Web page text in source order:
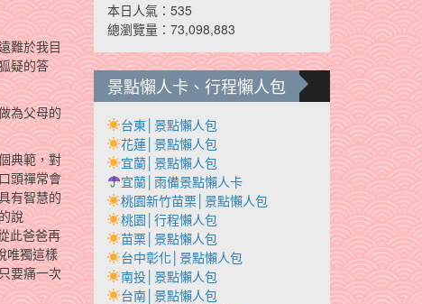
難於我目
疑的答
為父母的
典範，對
頭禪常會
有智慧的
說
此爸爸再
唯獨這樣
要痛一次
本日人氣：535
總瀏覽量：73,098,883
景點懶人卡、行程懶人包
台東│景點懶人包
花蓮│景點懶人包
宜蘭│景點懶人包
宜蘭│雨備景點懶人卡
桃園新竹苗栗│景點懶人包
桃園│行程懶人包
苗栗│景點懶人包
台中彰化│景點懶人包
南投│景點懶人包
台南│景點懶人包